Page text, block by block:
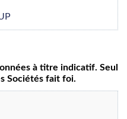
à titre indicatif. Seul
Sociétés fait foi.